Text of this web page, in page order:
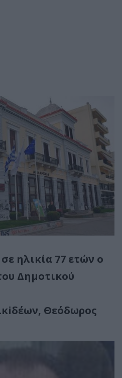
ηλικία 77 ετών ο
Δημοτικού
Θεόδωρος